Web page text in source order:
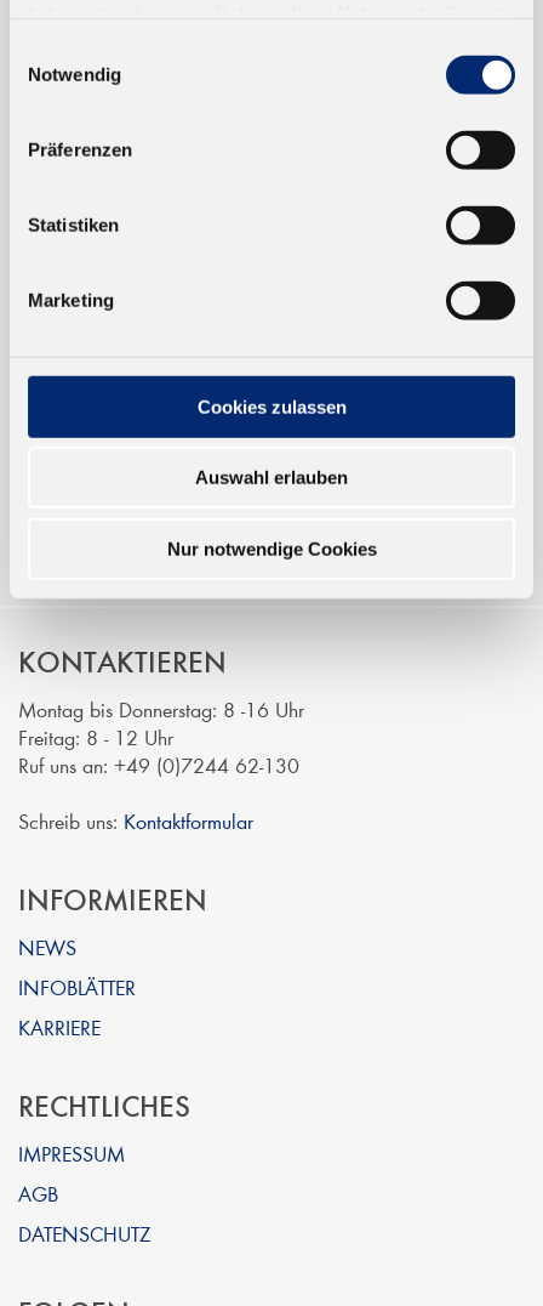
Notwendig
Präferenzen
Statistiken
Marketing
Cookies zulassen
Auswahl erlauben
Nur notwendige Cookies
EINFACH BEZAHLEN
Verkauf nur an Unternehmer,
Gewerbetreibende und öffentliche
Sinne des § 13 BGB. Alle Preise in Euro
KONTAKTIEREN
Montag bis Donnerstag: 8 -16 Uhr
Freitag: 8 - 12 Uhr
Ruf uns an: +49 (0)7244 62-130
Schreib uns: Kontaktformular
INFORMIEREN
NEWS
INFOBLÄTTER
KARRIERE
RECHTLICHES
IMPRESSUM
AGB
DATENSCHUTZ